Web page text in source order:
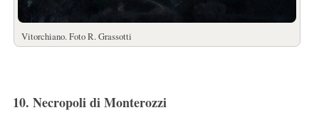
Vitorchiano. Foto R. Grassotti
10. Necropoli di Monterozzi